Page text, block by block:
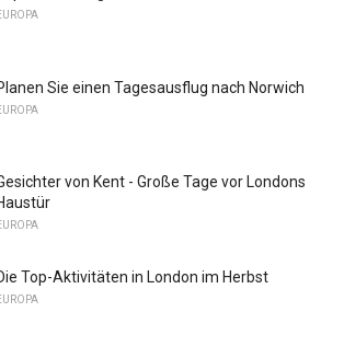
Sie einen Tagesausflug nach Norwich
von Kent - Große Tage vor Londons
Top-Aktivitäten in London im Herbst